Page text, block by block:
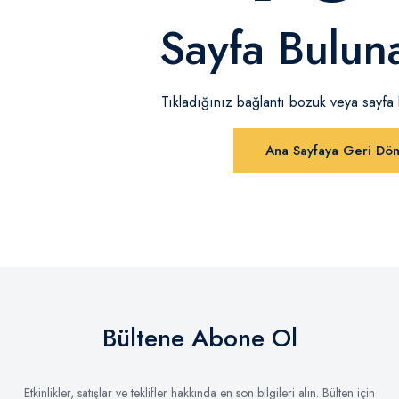
Sayfa
Tıkladığınız bağlantı bozuk veya sayfa
Ana Sayfaya Geri Dön
Bültene Abone Ol
Etkinlikler, satışlar ve teklifler hakkında en son bilgileri alın. Bülten için